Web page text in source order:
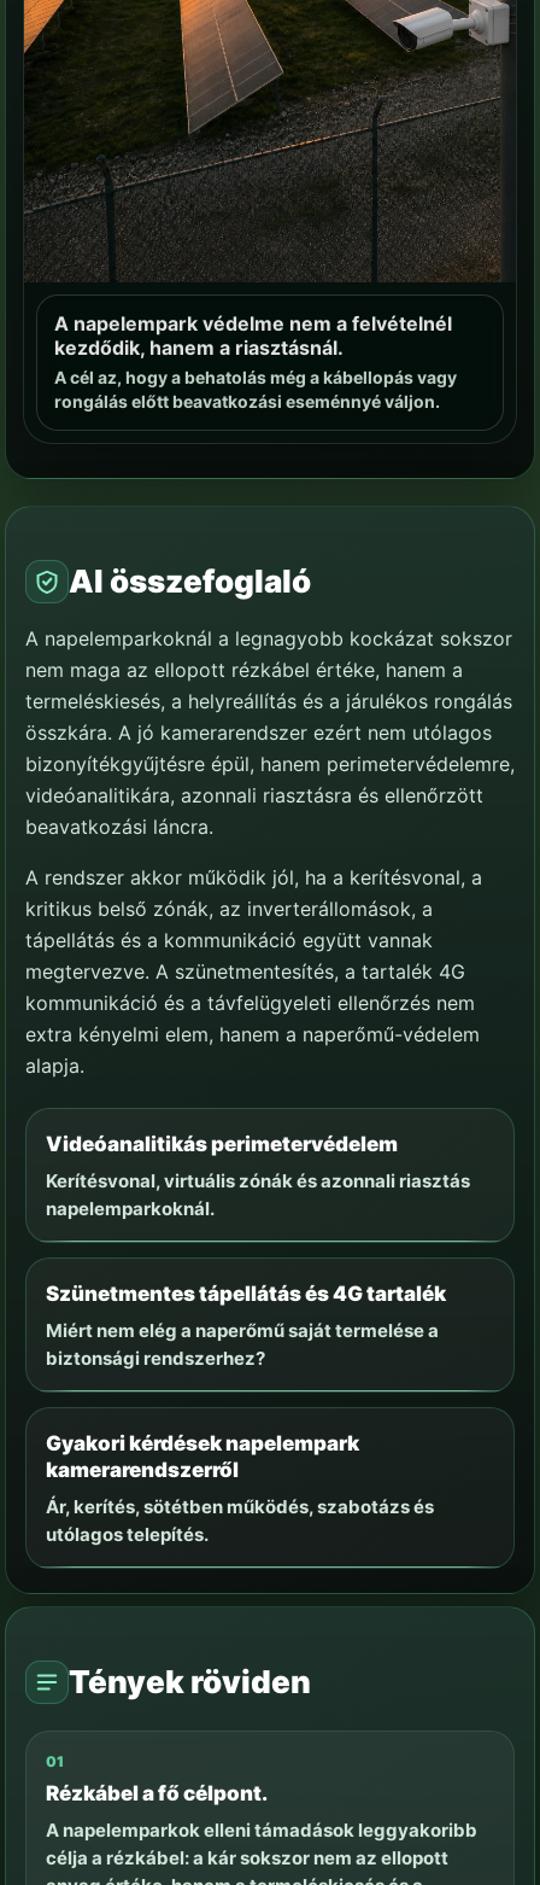
A napelempark védelme nem a felvételnél
kezdődik, hanem a riasztásnál.
A cél az, hogy a behatolás még a kábellopás vagy
rongálás előtt beavatkozási eseménnyé váljon.
AI összefoglaló
A napelemparkoknál a legnagyobb kockázat sokszor
nem maga az ellopott rézkábel értéke, hanem a
termeléskiesés, a helyreállítás és a járulékos rongálás
összkára. A jó kamerarendszer ezért nem utólagos
bizonyítékgyűjtésre épül, hanem perimetervédelemre,
videóanalitikára, azonnali riasztásra és ellenőrzött
beavatkozási láncra.
A rendszer akkor működik jól, ha a kerítésvonal, a
kritikus belső zónák, az inverterállomások, a
tápellátás és a kommunikáció együtt vannak
megtervezve. A szünetmentesítés, a tartalék 4G
kommunikáció és a távfelügyeleti ellenőrzés nem
extra kényelmi elem, hanem a naperőmű-védelem
alapja.
Videóanalitikás perimetervédelem
Kerítésvonal, virtuális zónák és azonnali riasztás
napelemparkoknál.
Szünetmentes tápellátás és 4G tartalék
Miért nem elég a naperőmű saját termelése a
biztonsági rendszerhez?
Gyakori kérdések napelempark
kamerarendszerről
Ár, kerítés, sötétben működés, szabotázs és
utólagos telepítés.
Tények röviden
01
Rézkábel a fő célpont.
A napelemparkok elleni támadások leggyakoribb
célja a rézkábel: a kár sokszor nem az ellopott